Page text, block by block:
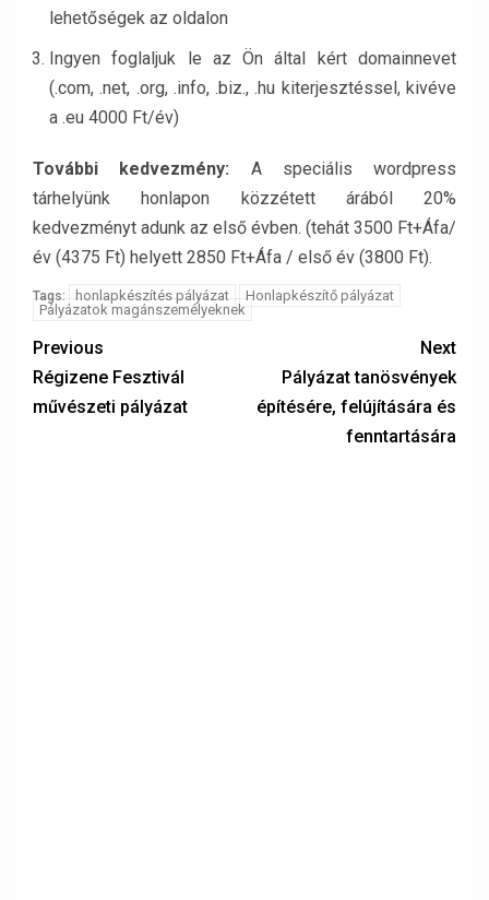
lehetőségek az oldalon
Ingyen foglaljuk le az Ön által kért domainnevet
(.com, .net, .org, .info, .biz., .hu kiterjesztéssel, kivéve
a .eu 4000 Ft/év)
További kedvezmény: A speciális wordpress
tárhelyünk honlapon közzétett árából 20%
kedvezményt adunk az első évben. (tehát 3500 Ft+Áfa/
év (4375 Ft) helyett 2850 Ft+Áfa / első év (3800 Ft).
Tags: honlapkészítés pályázat
Honlapkészítő pályázat
Pályázatok magánszemélyeknek
Previous
Régizene Fesztivál
művészeti pályázat
Next
Pályázat tanösvények
építésére, felújítására és
fenntartására